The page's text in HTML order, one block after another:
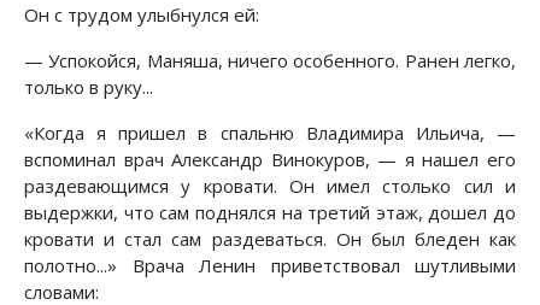
Он с трудом улыбнулся ей:
— Успокойся, Маняша, ничего особенного. Ранен легко,
только в руку...
«Когда я пришел в спальню Владимира Ильича, —
вспоминал врач Александр Винокуров, — я нашел его
раздевающимся у кровати. Он имел столько сил и
выдержки, что сам поднялся на третий этаж, дошел до
кровати и стал сам раздеваться. Он был бледен как
полотно...» Врача Ленин приветствовал шутливыми
словами: